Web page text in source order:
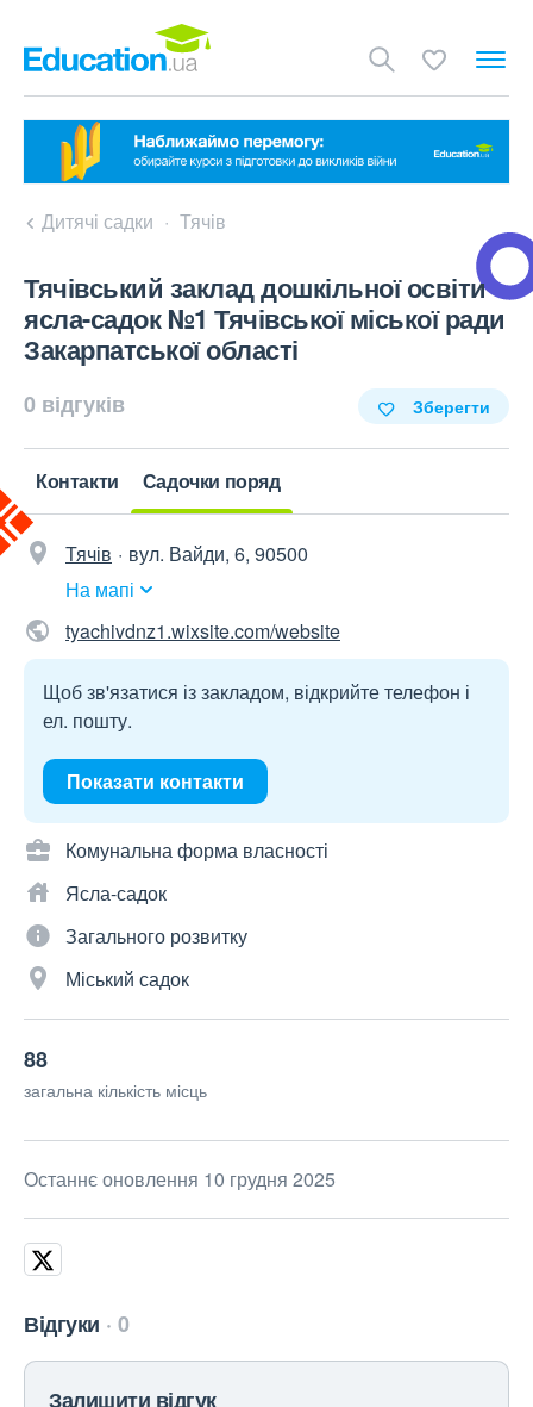
Дитячі садки Тячів
Тячівський заклад дошкільної освіти
ясла-садок №1 Тячівської міської ради
Закарпатської області
0 відгуків Зберегти
Контакти Садочки поряд
Тячів
вул. Вайди, 6, 90500
На мапі
tyachivdnz1.wixsite.com/website
Щоб зв'язатися із закладом, відкрийте телефон і
ел. пошту.
Показати контакти
Комунальна форма власності
Ясла-садок
Загального розвитку
Міський садок
88
загальна кількість місць
Останнє оновлення 10 грудня 2025
Відгуки 0
Залишити відгук